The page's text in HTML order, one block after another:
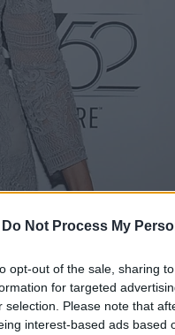
Do Not Process My
opt-out of the sale, sharing
for targeted
selection. Please note that
interest-based ads based